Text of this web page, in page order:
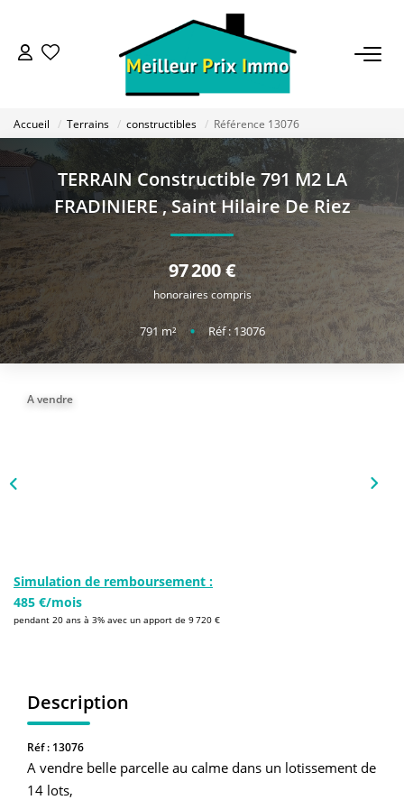
ACHETER
LOUER
VENDRE
ESTIMER
BAILLEUR
FONDS DE COMMERCE
CONTACT
Accueil Terrains constructibles Référence 13076
TERRAIN Constructible 791 M2 LA
FRADINIERE,Saint Hilaire De Riez
97 200 €
honoraires compris
791 m² • Réf : 13076
A vendre
Simulation de remboursement :
485 €/mois
pendant 20 ans à 3% avec un apport de 9 720 €
Description
Réf : 13076
A vendre belle parcelle au calme dans un lotissement de
14 lots,